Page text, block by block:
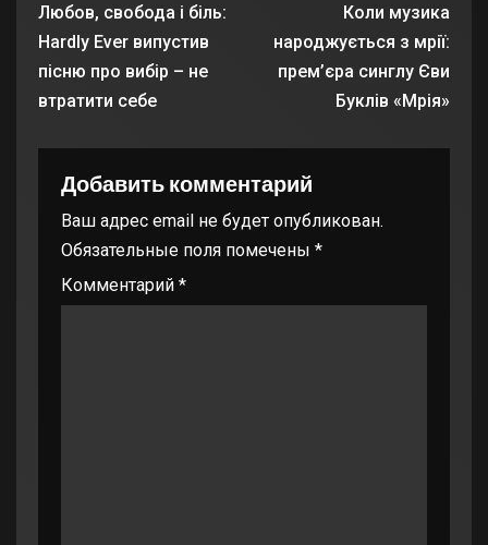
Любов, свобода і біль:
Hardly Ever випустив
пісню про вибір – не
втратити себе
Коли музика
народжується з мрії:
прем’єра синглу Єви
Буклів «Мрія»
Добавить комментарий
Ваш адрес email не будет опубликован.
Обязательные поля помечены *
Комментарий *